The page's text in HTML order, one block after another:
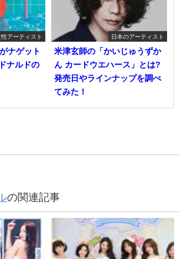
性アーティスト
ナゲット
ナルドの
日本のアーティスト
米津玄師の「かいじゅうずか
ん カードウエハース」とは?
発売日やラインナップを調べ
てみた！
の関連記事